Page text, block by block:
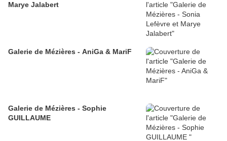
Marye Jalabert
Galerie de Mézières - AniGa & MariF
Galerie de Mézières - Sophie
GUILLAUME